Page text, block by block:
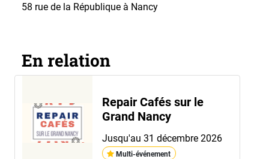
58 rue de la République à Nancy
En relation
Repair Cafés sur le
Grand Nancy
Jusqu'au 31 décembre 2026
Multi-événement